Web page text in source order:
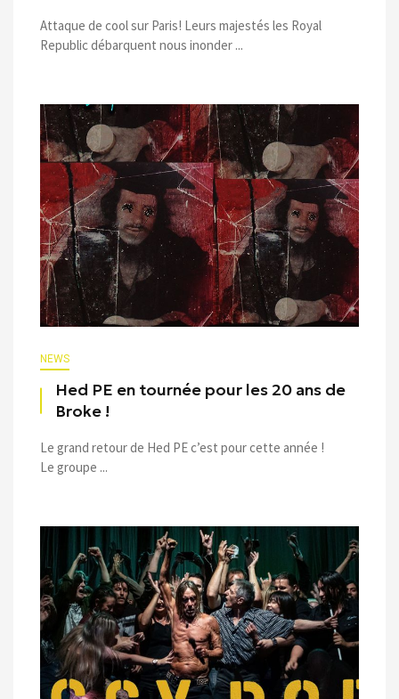
Attaque de cool sur Paris! Leurs majestés les Royal
Republic débarquent nous inonder ...
NEWS
Hed PE en tournée pour les 20 ans de
Broke !
Le grand retour de Hed PE c’est pour cette année !
Le groupe ...